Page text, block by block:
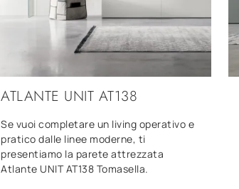
ATLANTE UNIT AT138
Se vuoi completare un living operativo e
pratico dalle linee moderne, ti
presentiamo la parete attrezzata
Atlante UNIT AT138 Tomasella.